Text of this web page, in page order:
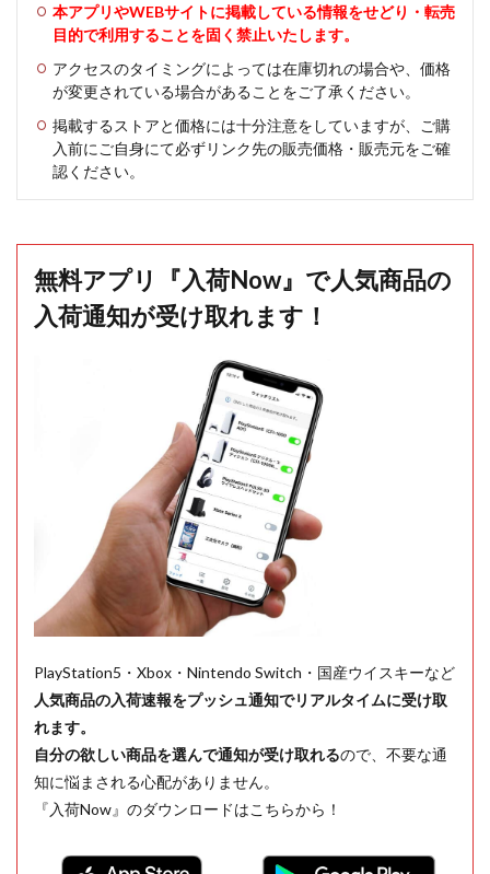
本アプリやWEBサイトに掲載している情報をせどり・転売
目的で利用することを固く禁止いたします。
アクセスのタイミングによっては在庫切れの場合や、価格
が変更されている場合があることをご了承ください。
掲載するストアと価格には十分注意をしていますが、ご購
入前にご自身にて必ずリンク先の販売価格・販売元をご確
認ください。
無料アプリ『入荷Now』で人気商品の
入荷通知が受け取れます！
PlayStation5・Xbox・Nintendo Switch・国産ウイスキーなど
人気商品の入荷速報をプッシュ通知でリアルタイムに受け取
れます。
自分の欲しい商品を選んで通知が受け取れるので、不要な通
知に悩まされる心配がありません。
『入荷Now』のダウンロードはこちらから！